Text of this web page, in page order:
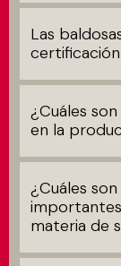
Las
¿Cuáles
en la
¿Cuáles
materia de